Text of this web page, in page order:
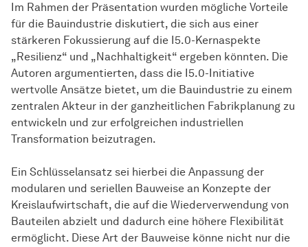
Im Rahmen der Präsentation wurden mögliche Vorteile
für die Bauindustrie diskutiert, die sich aus einer
stärkeren Fokussierung auf die I5.0-Kernaspekte
„Resilienz“ und „Nachhaltigkeit“ ergeben könnten. Die
Autoren argumentierten, dass die I5.0-Initiative
wertvolle Ansätze bietet, um die Bauindustrie zu einem
zentralen Akteur in der ganzheitlichen Fabrikplanung zu
entwickeln und zur erfolgreichen industriellen
Transformation beizutragen.
Ein Schlüsselansatz sei hierbei die Anpassung der
modularen und seriellen Bauweise an Konzepte der
Kreislaufwirtschaft, die auf die Wiederverwendung von
Bauteilen abzielt und dadurch eine höhere Flexibilität
ermöglicht. Diese Art der Bauweise könne nicht nur die